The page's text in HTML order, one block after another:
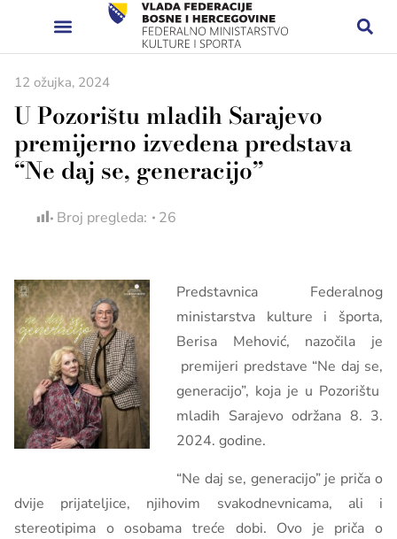
12 ožujka, 2024
U Pozorištu mladih Sarajevo
premijerno izvedena predstava
“Ne daj se, generacijo”
Broj pregleda: 26
Predstavnica Federalnog
ministarstva kulture i športa,
Berisa Mehović, nazočila je
premijeri predstave “Ne daj se,
generacijo”, koja je u Pozorištu
mladih Sarajevo održana 8. 3.
2024. godine.
“Ne daj se, generacijo” je priča o
dvije prijateljice, njihovim svakodnevnicama, ali i
stereotipima o osobama treće dobi. Ovo je priča o